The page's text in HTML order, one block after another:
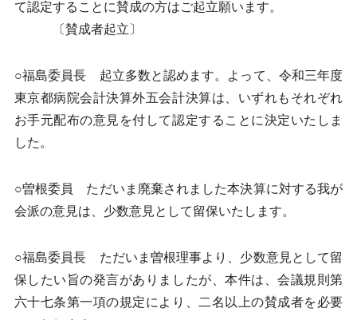
て認定することに賛成の方はご起立願います。
〔賛成者起立〕
○福島委員長 起立多数と認めます。よって、令和三年度
東京都病院会計決算外五会計決算は、いずれもそれぞれ
お手元配布の意見を付して認定することに決定いたしま
した。
○曽根委員 ただいま廃棄されました本決算に対する我が
会派の意見は、少数意見として留保いたします。
○福島委員長 ただいま曽根理事より、少数意見として留
保したい旨の発言がありましたが、本件は、会議規則第
六十七条第一項の規定により、二名以上の賛成者を必要